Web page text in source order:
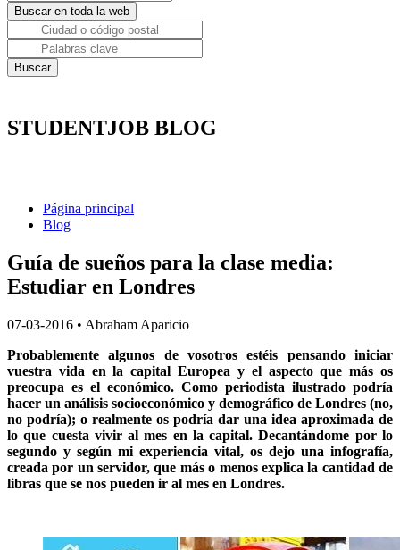
STUDENTJOB BLOG
Página principal
Blog
Guía de sueños para la clase media:
Estudiar en Londres
07-03-2016 • Abraham Aparicio
Probablemente algunos de vosotros estéis pensando iniciar
vuestra vida en la capital Europea y el aspecto que más os
preocupa es el económico. Como periodista ilustrado podría
hacer un análisis socioeconómico y demográfico de Londres (no,
no podría); o realmente os podría dar una idea aproximada de
lo que cuesta vivir al mes en la capital. Decantándome por lo
segundo y según mi experiencia vital, os dejo una infografía,
creada por un servidor, que más o menos explica la cantidad de
libras que se nos pueden ir al mes en Londres.